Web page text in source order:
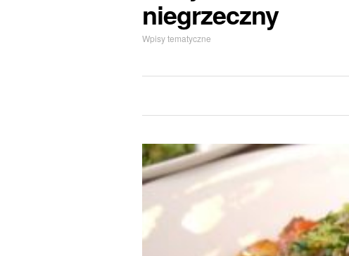
niegrzeczny
Wpisy tematyczne